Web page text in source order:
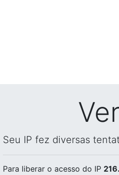
Seu IP fez diversas
Para liberar o acesso do IP